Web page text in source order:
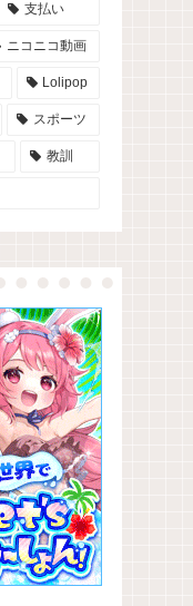
支払い
ニコニコ動画
Lolipop
スポーツ
教訓